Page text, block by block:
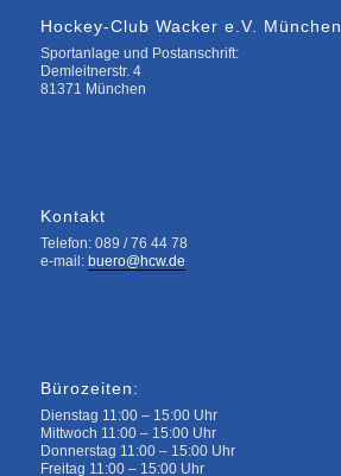
Hockey-Club Wacker e.V. München
Sportanlage und Postanschrift:
Demleitnerstr. 4
81371 München
Kontakt
Telefon: 089 / 76 44 78
e-mail: buero@hcw.de
Bürozeiten:
Dienstag 11:00 – 15:00 Uhr
Mittwoch 11:00 – 15:00 Uhr
Donnerstag 11:00 – 15:00 Uhr
Freitag 11:00 – 15:00 Uhr